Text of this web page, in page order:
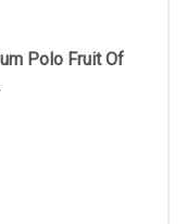
Polo Fruit Of